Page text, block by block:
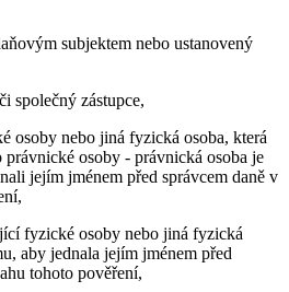
subjektem nebo ustanovený
společný zástupce,
osoby nebo jiná fyzická osoba, která
osoby - právnická osoba je
jejím jménem před správcem daně v
fyzické osoby nebo jiná fyzická
aby jednala jejím jménem před
tohoto pověření,